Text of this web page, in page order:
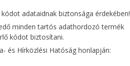
adataidnak biztonsága érdekében!
minden tartós adathordozó termék
kódot biztosítani.
és Hírközlési Hatóság honlapján: